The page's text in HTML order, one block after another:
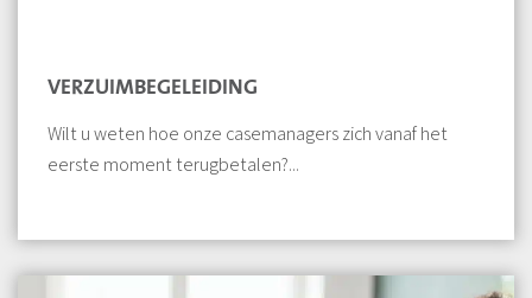
VERZUIMBEGELEIDING
Wilt u weten hoe onze casemanagers zich vanaf het
eerste moment terugbetalen?...